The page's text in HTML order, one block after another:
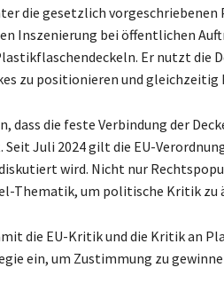
die gesetzlich vorgeschriebenen
Inszenierung bei öffentlichen
Er nutzt die
zu positionieren und gleichzeitig
dass die feste Verbindung der
Juli 2024 gilt die EU-
wird. Nicht nur
Thematik, um politische Kritik zu
die EU-Kritik und die Kritik an
ein, um Zustimmung zu